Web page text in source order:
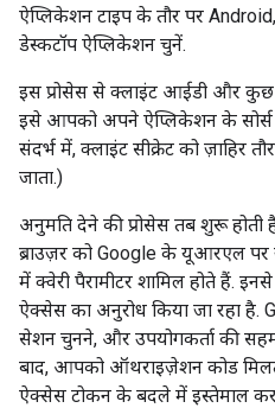
ऐप्लिकेशन टाइप के तौर पर
डेस्कटॉप ऐप्लिकेशन चुनें.
इस प्रोसेस से क्लाइंट आईडी और कुछ
इसे आपको अपने ऐप्लिकेशन के सोर्स
संदर्भ में, क्लाइंट सीक्रेट को ज़ाहिर
जाता.)
अनुमति देने की प्रोसेस तब शुरू
ब्राउज़र को Google के यूआरएल
में क्वेरी पैरामीटर शामिल होते हैं.
ऐक्सेस का अनुरोध किया जा रहा है.
सेशन चुनने, और उपयोगकर्ता की
बाद, आपको ऑथराइज़ेशन कोड
ऐक्सेस टोकन के बदले में इस्तेमाल